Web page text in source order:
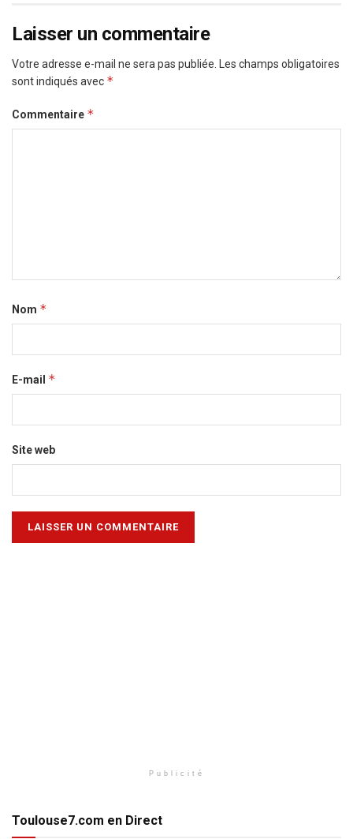
Laisser un commentaire
Votre adresse e-mail ne sera pas publiée.
Les champs obligatoires
sont indiqués avec *
Commentaire *
Nom *
E-mail *
Site web
Publicité
Toulouse7.com en Direct